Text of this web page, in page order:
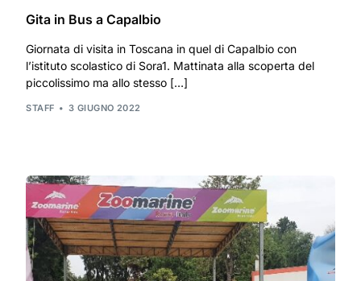
Gita in Bus a Capalbio
Giornata di visita in Toscana in quel di Capalbio con
l’istituto scolastico di Sora1. Mattinata alla scoperta del
piccolissimo ma allo stesso […]
STAFF 3 GIUGNO 2022